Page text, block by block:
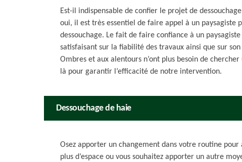
Est-il indispensable de confier le projet de
oui, il est très essentiel de faire appel à un paysagiste
dessouchage. Le fait de faire confiance à un
satisfaisant sur la fiabilité des travaux ainsi que sur
Ombres et aux alentours n’ont plus besoin de
là pour garantir l’efficacité de notre intervention.
Dessouchage de haie
Osez apporter un changement dans votre routine
plus d’espace ou vous souhaitez apporter un autre